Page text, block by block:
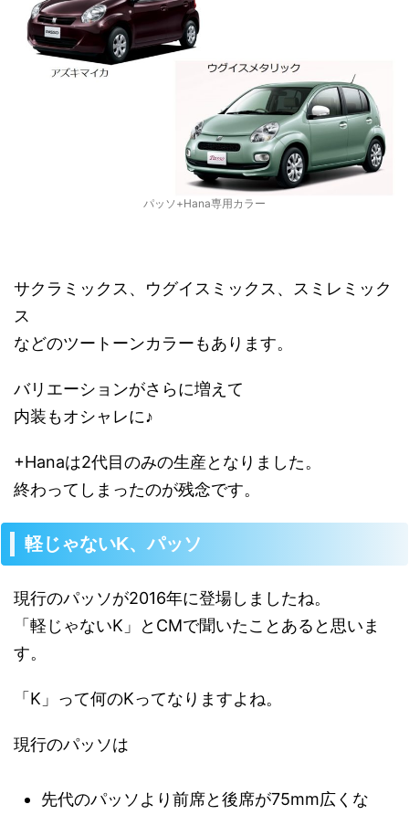
パッソ+Hana専用カラー
サクラミックス、ウグイスミックス、スミレミック
ス
などのツートーンカラーもあります。
バリエーションがさらに増えて
内装もオシャレに♪
+Hanaは2代目のみの生産となりました。
終わってしまったのが残念です。
軽じゃないK、パッソ
現行のパッソが2016年に登場しましたね。
「軽じゃないK」とCMで聞いたことあると思いま
す。
「K」って何のKってなりますよね。
現行のパッソは
先代のパッソより前席と後席が75mm広くな